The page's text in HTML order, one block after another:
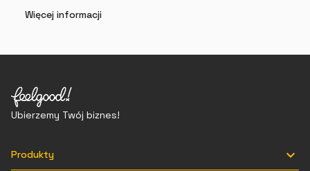
Więcej informacji
Ubierzemy Twój biznes!
Produkty 